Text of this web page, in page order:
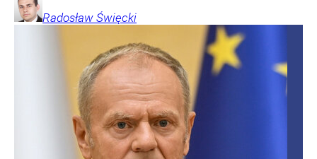
Radosław Święcki